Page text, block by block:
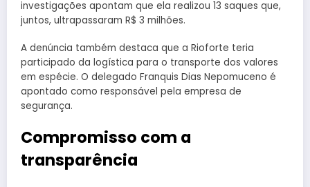
investigações apontam que ela realizou 13 saques que,
juntos, ultrapassaram R$ 3 milhões.
A denúncia também destaca que a Rioforte teria
participado da logística para o transporte dos valores
em espécie. O delegado Franquis Dias Nepomuceno é
apontado como responsável pela empresa de
segurança.
Compromisso com a
transparência